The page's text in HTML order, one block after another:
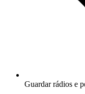
Guardar rádios e